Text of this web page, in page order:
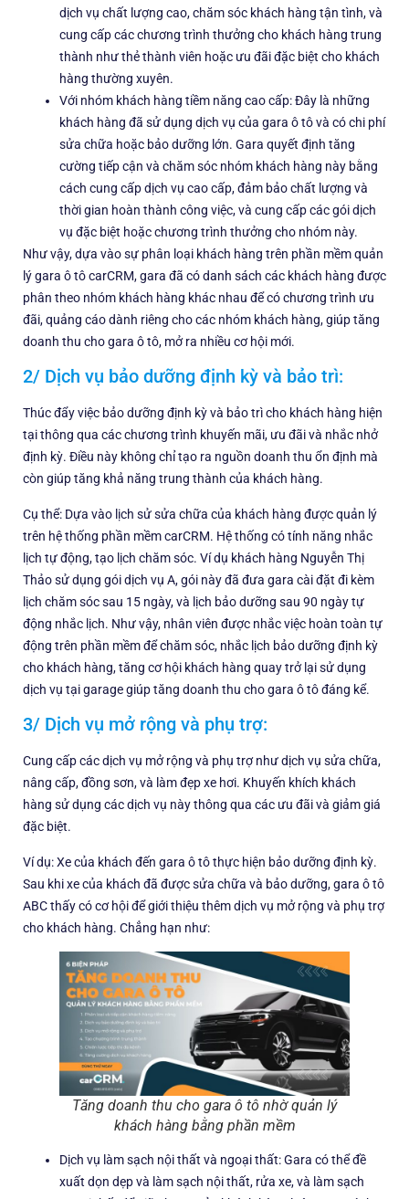
dịch vụ chất lượng cao, chăm sóc khách hàng tận tình, và
cung cấp các chương trình thưởng cho khách hàng trung
thành như thẻ thành viên hoặc ưu đãi đặc biệt cho khách
hàng thường xuyên.
Với nhóm khách hàng tiềm năng cao cấp: Đây là những
khách hàng đã sử dụng dịch vụ của gara ô tô và có chi phí
sửa chữa hoặc bảo dưỡng lớn. Gara quyết định tăng
cường tiếp cận và chăm sóc nhóm khách hàng này bằng
cách cung cấp dịch vụ cao cấp, đảm bảo chất lượng và
thời gian hoàn thành công việc, và cung cấp các gói dịch
vụ đặc biệt hoặc chương trình thưởng cho nhóm này.
Như vậy, dựa vào sự phân loại khách hàng trên phần mềm quản
lý gara ô tô carCRM, gara đã có danh sách các khách hàng được
phân theo nhóm khách hàng khác nhau để có chương trình ưu
đãi, quảng cáo dành riêng cho các nhóm khách hàng, giúp tăng
doanh thu cho gara ô tô, mở ra nhiều cơ hội mới.
2/ Dịch vụ bảo dưỡng định kỳ và bảo trì:
Thúc đẩy việc bảo dưỡng định kỳ và bảo trì cho khách hàng hiện
tại thông qua các chương trình khuyến mãi, ưu đãi và nhắc nhở
định kỳ. Điều này không chỉ tạo ra nguồn doanh thu ổn định mà
còn giúp tăng khả năng trung thành của khách hàng.
Cụ thể: Dựa vào lịch sử sửa chữa của khách hàng được quản lý
trên hệ thống phần mềm carCRM. Hệ thống có tính năng nhắc
lịch tự động, tạo lịch chăm sóc. Ví dụ khách hàng Nguyễn Thị
Thảo sử dụng gói dịch vụ A, gói này đã đưa gara cài đặt đi kèm
lịch chăm sóc sau 15 ngày, và lịch bảo dưỡng sau 90 ngày tự
động nhắc lịch. Như vậy, nhân viên được nhắc việc hoàn toàn tự
động trên phần mềm để chăm sóc, nhắc lịch bảo dưỡng định kỳ
cho khách hàng, tăng cơ hội khách hàng quay trở lại sử dụng
dịch vụ tại garage giúp tăng doanh thu cho gara ô tô đáng kể.
3/ Dịch vụ mở rộng và phụ trợ:
Cung cấp các dịch vụ mở rộng và phụ trợ như dịch vụ sửa chữa,
nâng cấp, đồng sơn, và làm đẹp xe hơi. Khuyến khích khách
hàng sử dụng các dịch vụ này thông qua các ưu đãi và giảm giá
đặc biệt.
Ví dụ: Xe của khách đến gara ô tô thực hiện bảo dưỡng định kỳ.
Sau khi xe của khách đã được sửa chữa và bảo dưỡng, gara ô tô
ABC thấy có cơ hội để giới thiệu thêm dịch vụ mở rộng và phụ trợ
cho khách hàng. Chẳng hạn như:
Tăng doanh thu cho gara ô tô nhờ quản lý
khách hàng bằng phần mềm
Dịch vụ làm sạch nội thất và ngoại thất: Gara có thể đề
xuất dọn dẹp và làm sạch nội thất, rửa xe, và làm sạch